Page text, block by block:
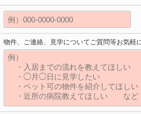
物件、ご連絡、見学についてご質問等お気軽